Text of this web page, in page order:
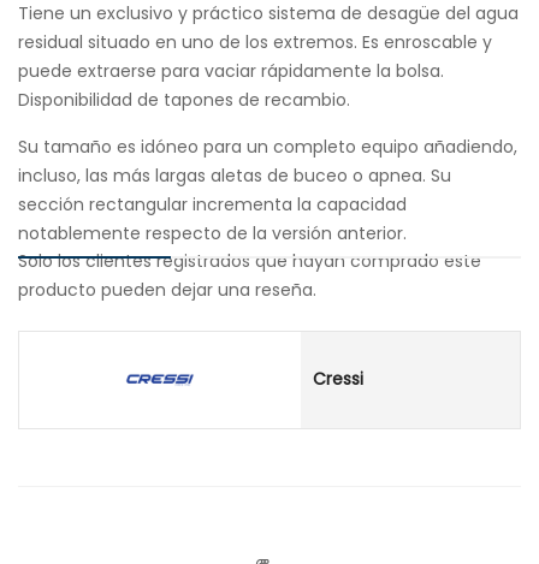
Tiene un exclusivo y práctico sistema de desagüe del agua
residual situado en uno de los extremos. Es enroscable y
puede extraerse para vaciar rápidamente la bolsa.
Disponibilidad de tapones de recambio.
Su tamaño es idóneo para un completo equipo añadiendo,
incluso, las más largas aletas de buceo o apnea. Su
sección rectangular incrementa la capacidad
notablemente respecto de la versión anterior.
Solo los clientes registrados que hayan comprado este
producto pueden dejar una reseña.
Cressi